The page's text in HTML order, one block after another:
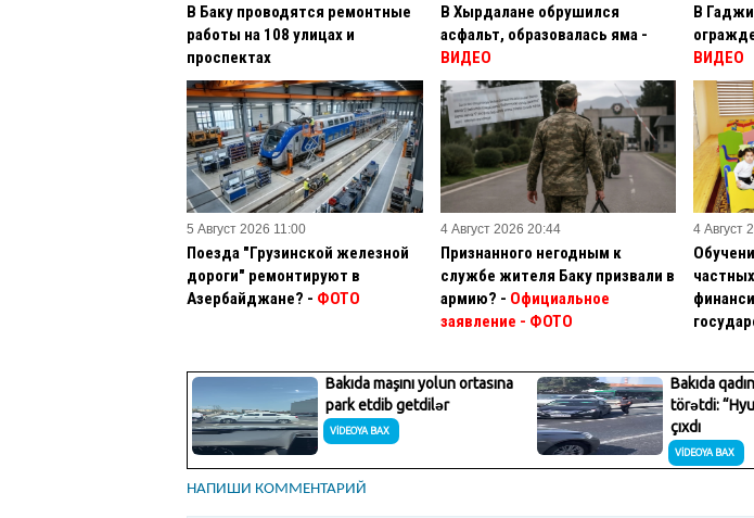
В Баку проводятся ремонтные
работы на 108 улицах и
проспектах
В Хырдалане обрушился
асфальт, образовалась яма -
ВИДЕО
В
ВИДЕО
5 Август 2026 11:00
Поезда "Грузинской железной
дороги" ремонтируют в
Азербайджане? - ФОТО
4 Август 2026 20:44
Признанного негодным к
службе жителя Баку призвали в
армию? - Официальное
заявление - ФОТО
4 Август
НАПИШИ КОММЕНТАРИЙ